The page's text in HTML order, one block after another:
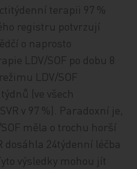
terapii 97 %
registru potvrzují
o naprosto
LDV/SOF po dobu 8
LDV/SOF
(ve všech
v 97 %). Paradoxní je,
měla o trochu horší
dosáhla 24týdenní léčba
výsledky mohou jít